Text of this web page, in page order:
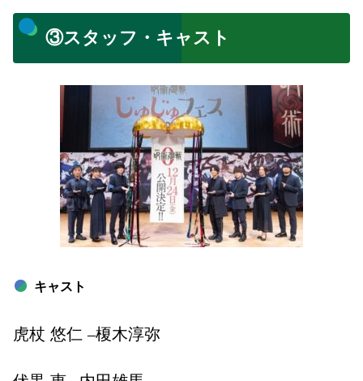
③スタッフ・キャスト
キャスト
虎杖 悠仁–榎木淳弥